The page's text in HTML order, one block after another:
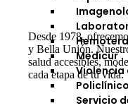
Medicur
Violencia
Servicio
Desde 1978,
y Bella Unión.
salud accesibles,
cada etapa de tu vida.